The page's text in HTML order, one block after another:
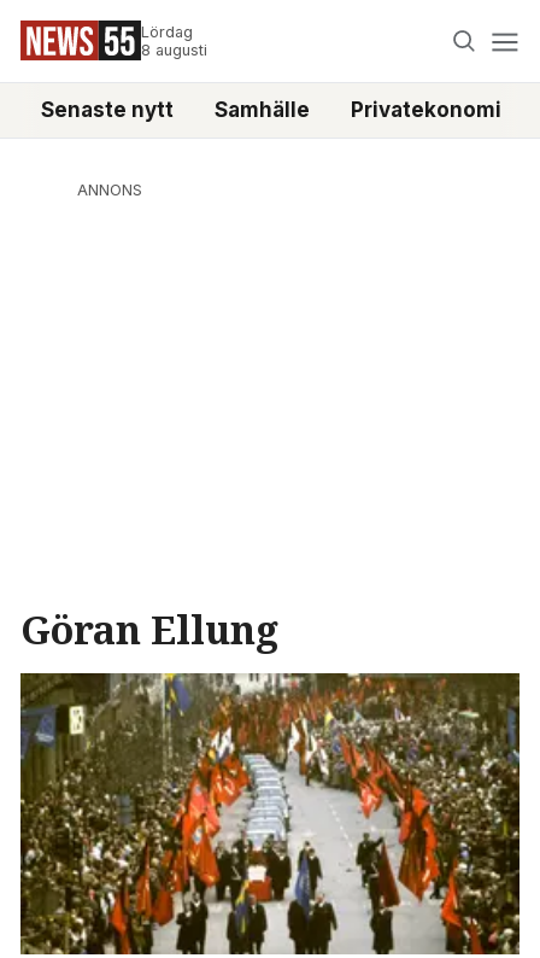
Lördag
8 augusti
Senaste nytt Samhälle Privatekonomi
ANNONS
Göran Ellung